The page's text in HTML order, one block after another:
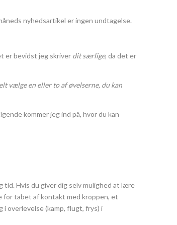
nyhedsartikel er ingen undtagelse.
er bevidst jeg skriver dit særlige, da det er
vælge en eller to af øvelserne, du kan
kommer jeg ind på, hvor du kan
Hvis du giver dig selv mulighed at lære
for tabet af kontakt med kroppen, et
overlevelse (kamp, flugt, frys) i